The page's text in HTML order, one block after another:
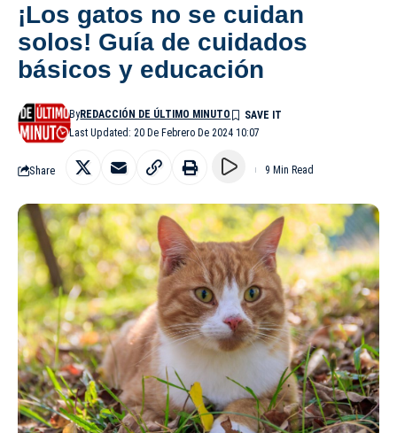
¡Los gatos no se cuidan
solos! Guía de cuidados
básicos y educación
Last Updated: 20 De Febrero De 2024 10:07
ByREDACCIÓN DE ÚLTIMO MINUTO
Share 9 Min Read